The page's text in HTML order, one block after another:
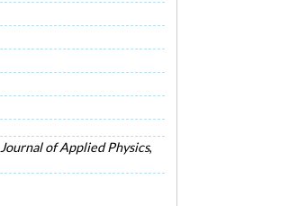
Journal of Applied Physics,